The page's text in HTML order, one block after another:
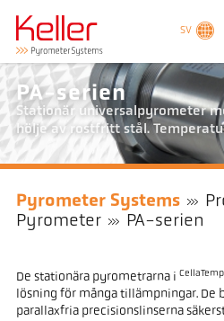
SV
PA-serien
Stationär universalpyrometer
hölje av rostfritt stål.
Pyrometer Systems
Pyrometer
PA-serien
De stationära pyrometrarna i
lösning för många tillämpningar. De
parallaxfria precisionslinserna